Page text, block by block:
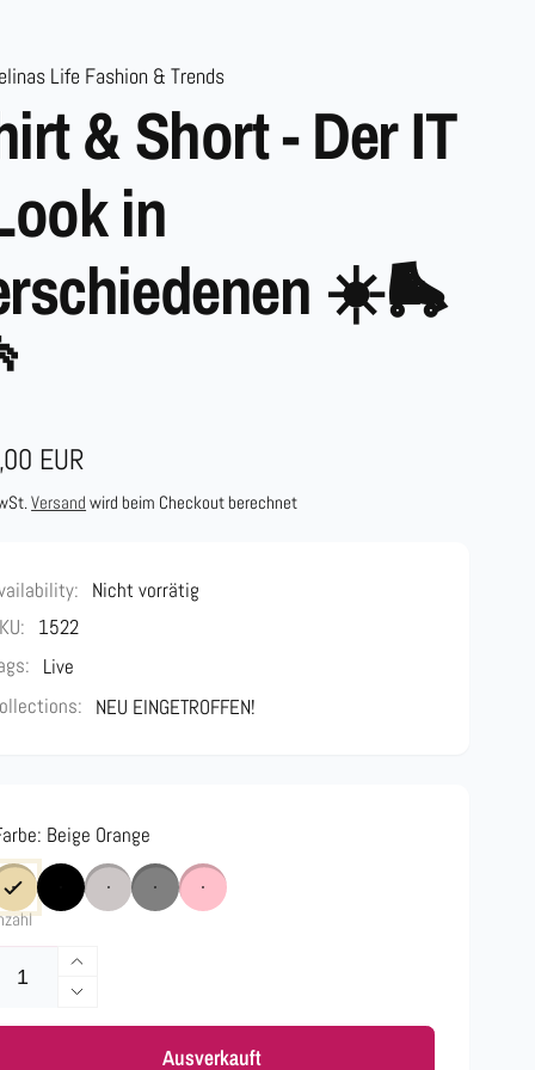
Life Fashion & Trends
& Short - Der IT
in
☀️🛼
EUR
Versand wird beim Checkout berechnet
Nicht vorrätig
1522
Live
NEU EINGETROFFEN!
Beige Orange
Erhöhe
die
Menge
Verringere
die
Ausverkauft